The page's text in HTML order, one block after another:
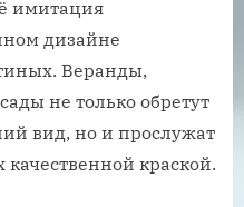
имитация
дизайне
Веранды,
не только обретут
вид, но и прослужат
качественной краской.